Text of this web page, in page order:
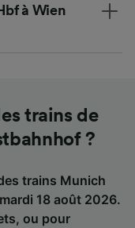
à Wien
trains de
?
trains Munich
18 août 2026.
ou pour